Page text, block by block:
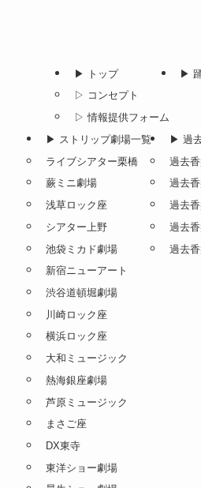
▶︎ トップ
▷ コンセプト
▷ 情報提供フォーム
▶︎
▶︎ ストリップ劇場一覧
ライブシアター栗橋
蕨ミニ劇場
浅草ロック座
シアター上野
池袋ミカド劇場
新宿ニューアート
渋谷道頓堀劇場
川崎ロック座
横浜ロック座
大和ミュージック
熱海銀座劇場
芦原ミュージック
まさご座
DX東寺
東洋ショー劇場
▶︎ 過
過去
過去
過去
過去
過去